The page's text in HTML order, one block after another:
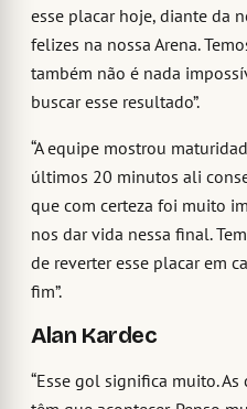
esse placar hoje, diante da
felizes na nossa Arena.
também não é nada
buscar esse resultado”.
“A equipe mostrou
últimos 20 minutos ali
que com certeza foi muito
nos dar vida nessa final.
de reverter esse placar em
fim”.
Alan Kardec
“Esse gol significa muito.